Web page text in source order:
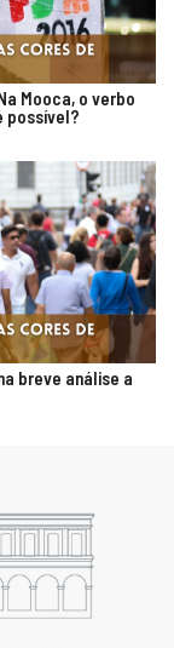
Na Mooca, o verbo
possível?
breve análise a